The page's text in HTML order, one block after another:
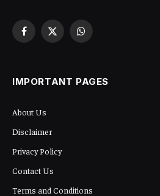
Facebook
X
WhatsApp
IMPORTANT PAGES
About Us
Disclaimer
Privacy Policy
Contact Us
Terms and Conditions